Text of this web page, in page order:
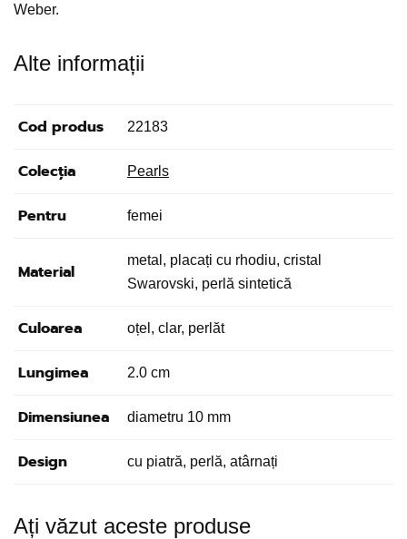
Weber.
Alte informații
Cod produs 22183
Colecția Pearls
Pentru femei
Material
metal, placați cu rhodiu, cristal
Swarovski, perlă sintetică
Culoarea oțel, clar, perlăt
Lungimea 2.0 cm
Dimensiunea diametru 10 mm
Design cu piatră, perlă, atârnați
Ați văzut aceste produse